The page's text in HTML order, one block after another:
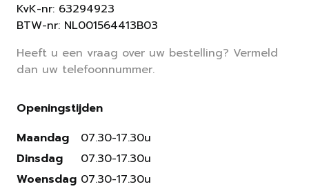
KvK-nr: 63294923
BTW-nr: NL001564413B03
Heeft u een vraag over uw bestelling? Vermeld
dan uw telefoonnummer.
Openingstijden
Maandag
Dinsdag
Woensdag
07.30-17.30u
07.30-17.30u
07.30-17.30u